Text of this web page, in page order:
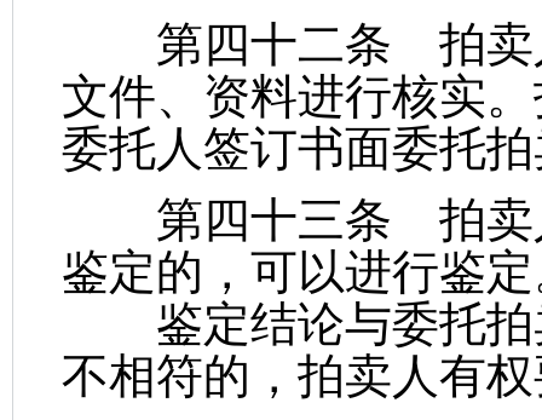
第四十二条 拍卖
文件、资料进行核实
委托人签订书面委托
第四十三条 拍卖
鉴定的，可以进行鉴
鉴定结论与委托拍
不相符的，拍卖人有